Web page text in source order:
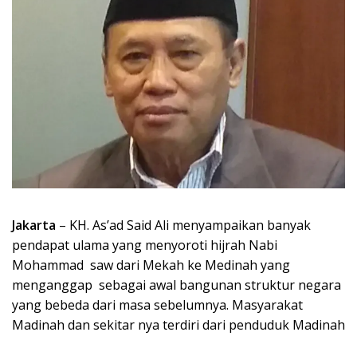
Jakarta – KH. As’ad Said Ali menyampaikan banyak
pendapat ulama yang menyoroti hijrah Nabi
Mohammad saw dari Mekah ke Medinah yang
menganggap sebagai awal bangunan struktur negara
yang bebeda dari masa sebelumnya. Masyarakat
Madinah dan sekitar nya terdiri dari penduduk Madinah